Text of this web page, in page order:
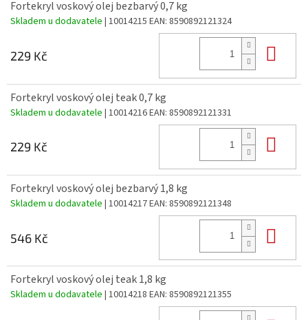
Fortekryl voskový olej bezbarvý 0,7 kg
Skladem u dodavatele | 10014215 EAN: 8590892121324
229 Kč
Fortekryl voskový olej teak 0,7 kg
Skladem u dodavatele | 10014216EAN: 8590892121331
229 Kč
Fortekryl voskový olej bezbarvý 1,8 kg
Skladem u dodavatele | 10014217EAN: 8590892121348
546 Kč
Fortekryl voskový olej teak 1,8 kg
Skladem u dodavatele | 10014218 EAN: 8590892121355